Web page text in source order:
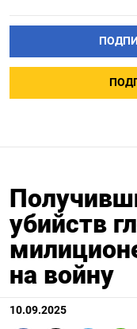
убийств
на войну
10.09.2025